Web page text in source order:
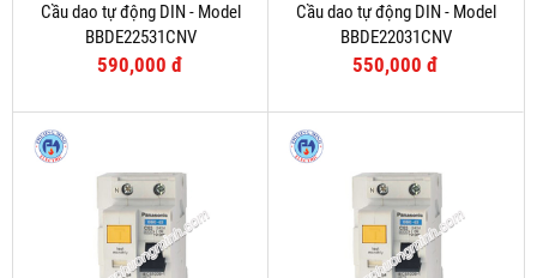
Cầu dao tự động DIN - Model
BBDE22531CNV
590,000 đ
Cầu dao tự động DIN - Model
BBDE22031CNV
550,000 đ